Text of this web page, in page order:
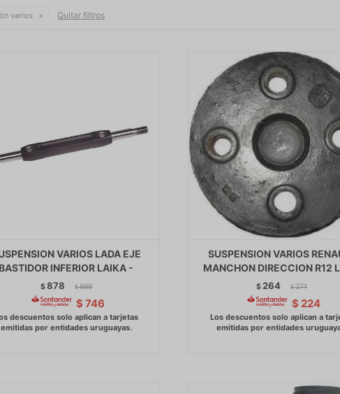
varios Quitar filtros
VARIOS LADA EJE
BASTIDOR INFERIOR LAIKA -
$878 $ 899
$ 746
SUSPENSION VARIOS
MANCHON DIRECCION R12
$264 $ 271
$ 224